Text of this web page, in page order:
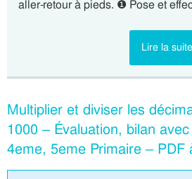
aller-retour à pieds. ❶ Pose et
Lire la suite
Multiplier et diviser les
1000 – Évaluation, bilan
4eme, 5eme Primaire – PDF